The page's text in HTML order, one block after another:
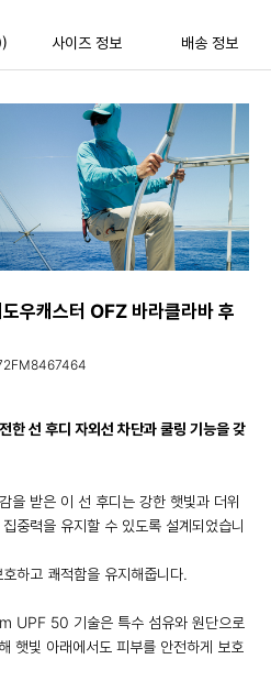
사이즈 정보 배송 정보
우캐스터 OFZ 바라클라바 후
한 선 후디 자외선 차단과 쿨링 기능을 갖
을 받은 이 선 후디는 강한 햇빛과 더위
중력을 유지할 수 있도록 설계되었습니
하고 쾌적함을 유지해줍니다.
50 기술은 특수 섬유와 원단으로
햇빛 아래에서도 피부를 안전하게 보호